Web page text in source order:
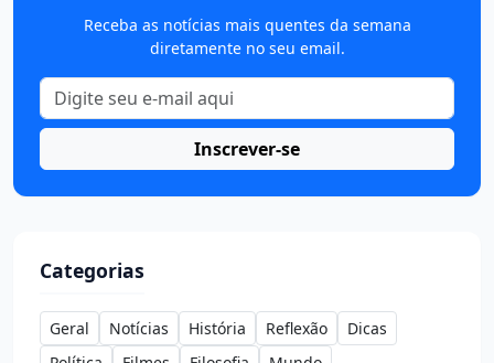
Receba as notícias mais quentes da semana
diretamente no seu email.
Inscrever-se
Categorias
Geral Notícias História Reflexão
Dicas